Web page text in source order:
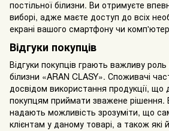
постільної білизни. Ви отримуєте
виборі, адже маєте доступ до всіх
екрані вашого смартфону чи
Відгуки покупців
Відгуки покупців грають важливу роль
білизни «ARAN CLASY». Споживачі
досвідом використання продукції, що
покупцям приймати зважене рішення.
надають можливість зрозуміти, що
клієнтам у даному товарі, а також які